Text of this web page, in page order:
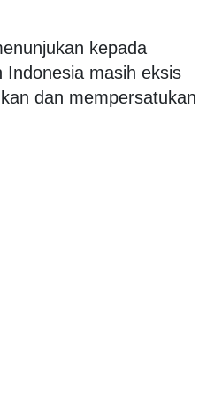
kepada
Indonesia masih eksis
dan mempersatukan